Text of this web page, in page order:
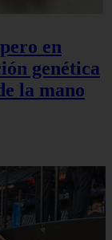
en
genética
la mano